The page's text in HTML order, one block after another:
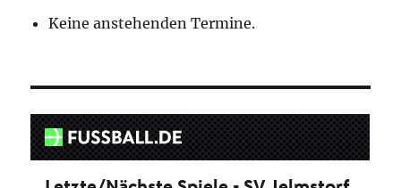
Keine anstehenden Termine.